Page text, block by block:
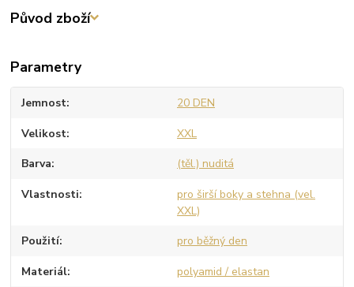
Původ zboží
Parametry
Jemnost 20 DEN
Velikost XXL
Barva (těl.) nuditá
Vlastnosti
pro širší boky a stehna (vel.
XXL)
Použití pro běžný den
Materiál polyamid / elastan